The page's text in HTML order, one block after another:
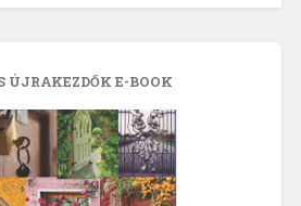
ÚJRAKEZDŐK E-BOOK